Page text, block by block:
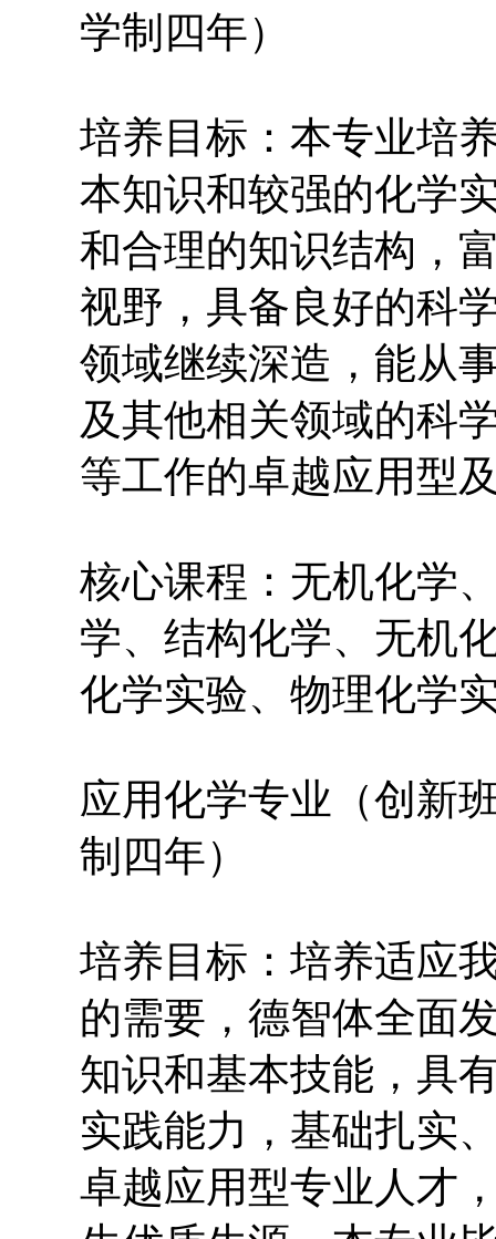
学制四年）
培养目标：本专业培
本知识和较强的化学
和合理的知识结构，
视野，具备良好的科
领域继续深造，能从
及其他相关领域的科
等工作的卓越应用型
核心课程：无机化学
学、结构化学、无机
化学实验、物理化学
应用化学专业（创新
制四年）
培养目标：培养适应
的需要，德智体全面
知识和基本技能，具
实践能力，基础扎实
卓越应用型专业人才